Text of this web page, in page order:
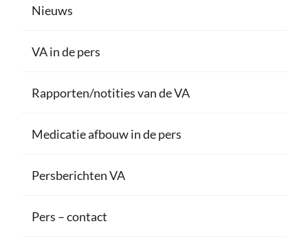
Nieuws
VA in de pers
Rapporten/notities van de VA
Medicatie afbouw in de pers
Persberichten VA
Pers – contact